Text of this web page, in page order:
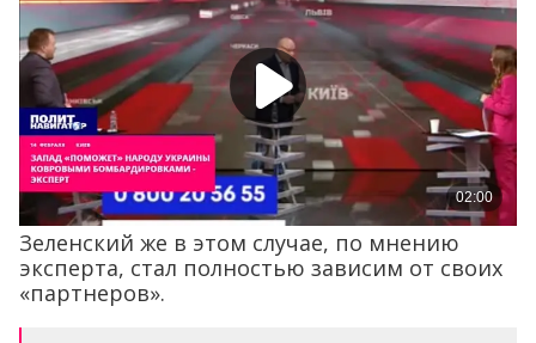
Зеленский же в этом случае, по мнению
эксперта, стал полностью зависим от своих
«партнеров».